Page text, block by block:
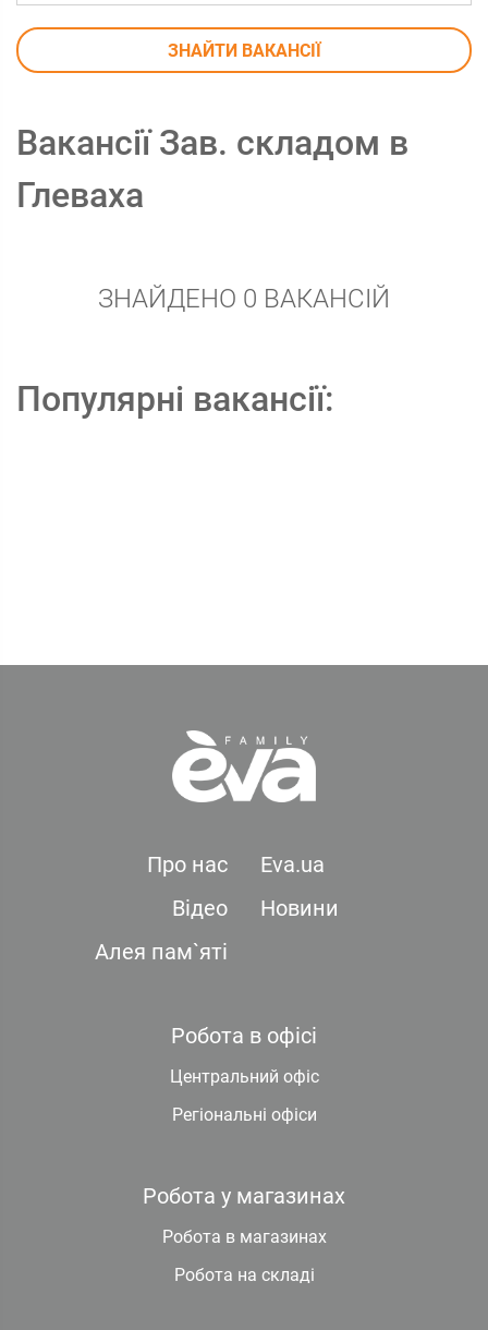
ЗНАЙТИ ВАКАНСІЇ
Вакансії Зав. складом в
Глеваха
ЗНАЙДЕНО 0 ВАКАНСІЙ
Популярні вакансії:
Про нас
Eva.ua
Відео
Новини
Алея пам`яті
Робота в офісі
Центральний офіс
Регіональні офіси
Робота у магазинах
Робота в магазинах
Робота на складі